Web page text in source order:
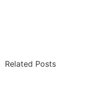
Related Posts